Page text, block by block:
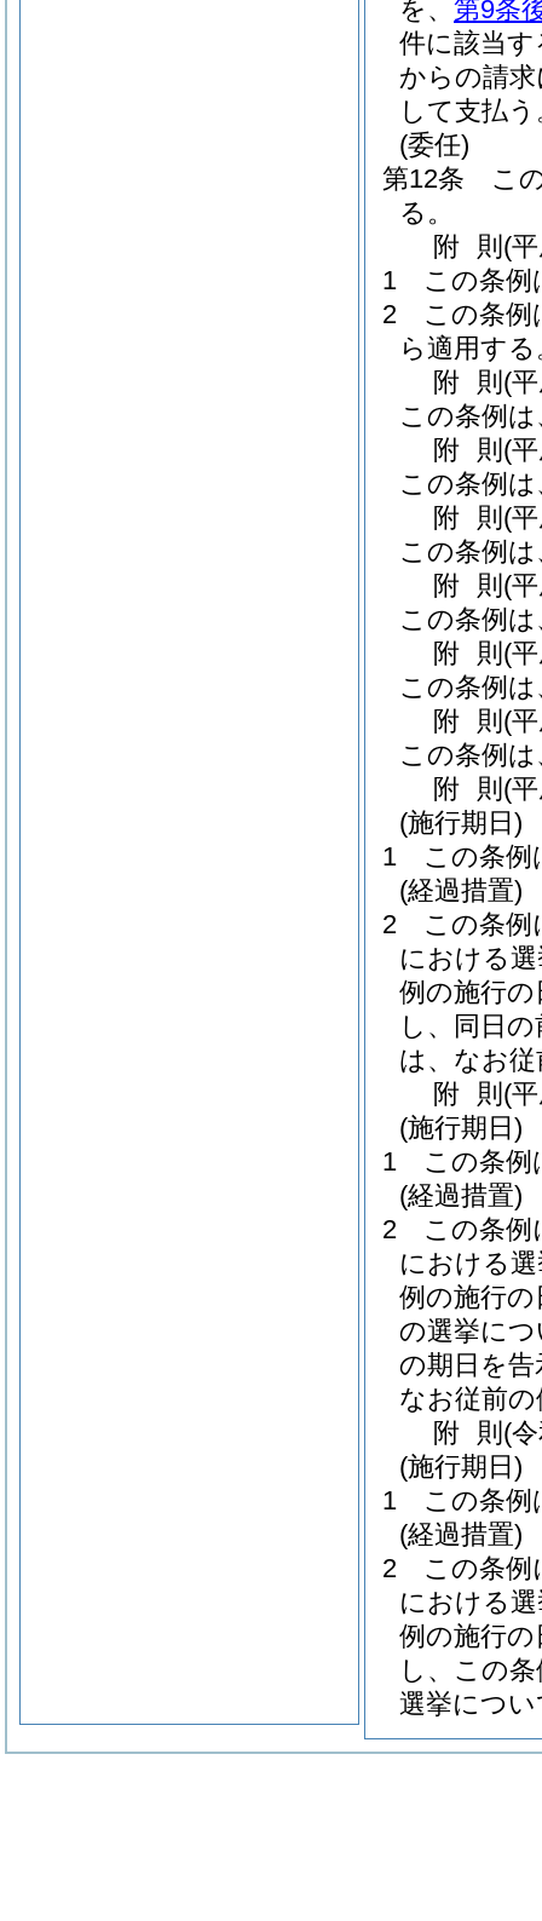
を、 第9条
件に該当
からの請
して支払う
(委任)
第12条
こ
る。
附 則 (
1
この条例
2
この条例
ら適用する
附 則 (
この条例
附 則 (
この条例
附 則 (
この条例
附 則 (
この条例
附 則 (
この条例
附 則 (
この条例
附 則 (
(施行期日)
1
この条例
(経過措置)
2
この条例
における
例の施行
し、同日
は、なお
附 則 (
(施行期日)
1
この条例
(経過措置)
2
この条例
における
例の施行
の選挙に
の期日を
なお従前
附 則 (
(施行期日)
1
この条例
(経過措置)
2
この条例
における
例の施行
し、この
選挙につ